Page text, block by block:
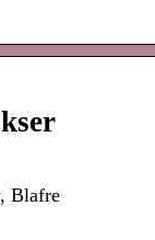
Blafre